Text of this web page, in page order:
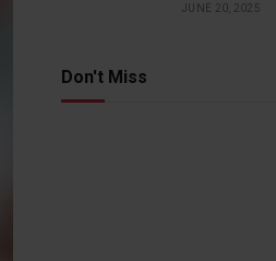
JUNE 20, 2025
Don't Miss